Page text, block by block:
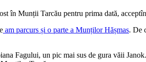
în Munții Tarcău pentru prima dată,
am parcurs și o parte a Munților Hășmas. De
Fagului, un pic mai sus de gura văii